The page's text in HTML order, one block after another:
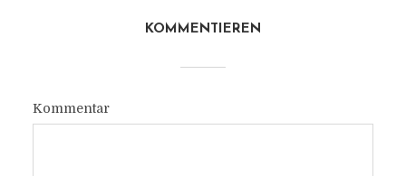
KOMMENTIEREN
Kommentar